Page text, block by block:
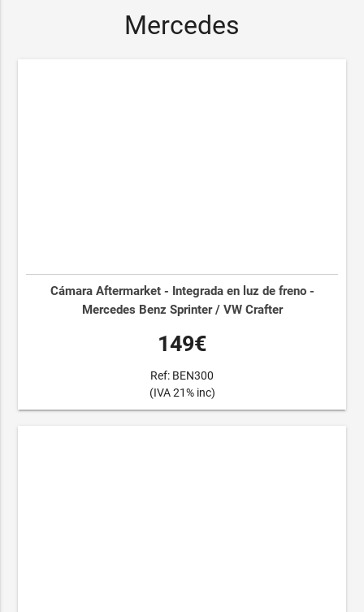
Mercedes
Cámara Aftermarket - Integrada en luz de freno -
Mercedes Benz Sprinter / VW Crafter
149€
Ref: BEN300
(IVA 21% inc)